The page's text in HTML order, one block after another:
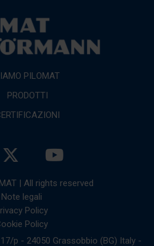
PILOMAT
PRODOTTI
| All rights reserved
Note legali
Policy
Policy
p - 24050 Grassobbio (BG) Italy -